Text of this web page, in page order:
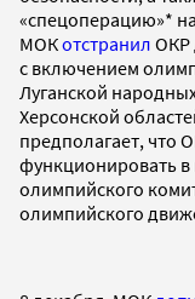
«спецоперацию»*
МОКотстранил ОКР
с включением
Луганской
Херсонской
предполагает, что
функционировать в
олимпийского
олимпийского